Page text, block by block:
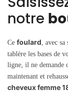
notre
Ce foulard , avec
tablère les bases de
ligne, il ne demande
maintenant et
cheveux femme